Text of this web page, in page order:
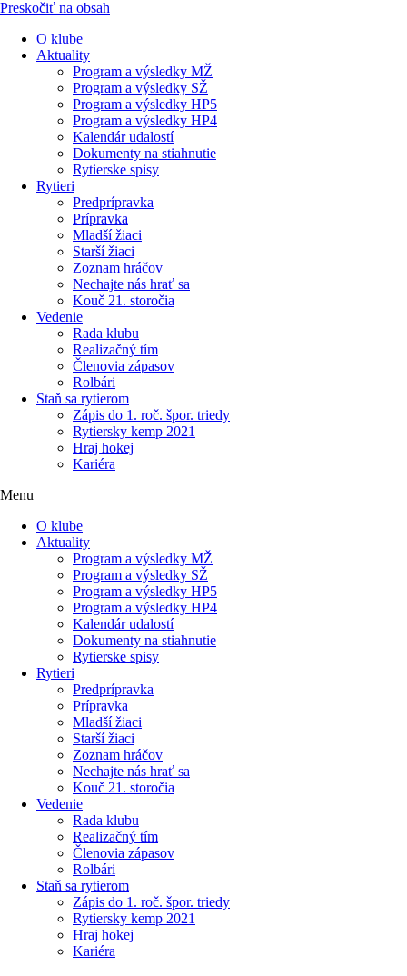
Preskočiť na obsah
O klube
Aktuality
Program a výsledky MŽ
Program a výsledky SŽ
Program a výsledky HP5
Program a výsledky HP4
Kalendár udalostí
Dokumenty na stiahnutie
Rytierske spisy
Rytieri
Predprípravka
Prípravka
Mladší žiaci
Starší žiaci
Zoznam hráčov
Nechajte nás hrať sa
Kouč 21. storočia
Vedenie
Rada klubu
Realizačný tím
Členovia zápasov
Rolbári
Staň sa rytierom
Zápis do 1. roč. špor. triedy
Rytiersky kemp 2021
Hraj hokej
Kariéra
Menu
O klube
Aktuality
Program a výsledky MŽ
Program a výsledky SŽ
Program a výsledky HP5
Program a výsledky HP4
Kalendár udalostí
Dokumenty na stiahnutie
Rytierske spisy
Rytieri
Predprípravka
Prípravka
Mladší žiaci
Starší žiaci
Zoznam hráčov
Nechajte nás hrať sa
Kouč 21. storočia
Vedenie
Rada klubu
Realizačný tím
Členovia zápasov
Rolbári
Staň sa rytierom
Zápis do 1. roč. špor. triedy
Rytiersky kemp 2021
Hraj hokej
Kariéra